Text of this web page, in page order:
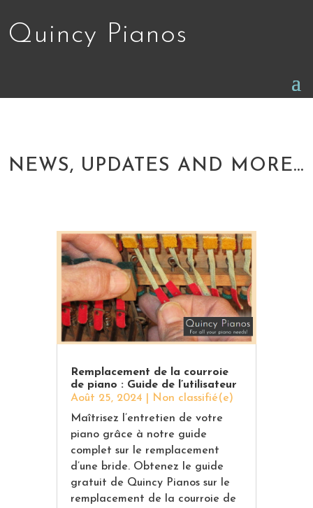
Quincy Pianos
NEWS, UPDATES AND MORE…
Remplacement de la courroie
de piano : Guide de l’utilisateur
Août 25, 2024
Non classifié(e)
Maîtrisez l’entretien de votre
piano grâce à notre guide
complet sur le remplacement
d’une bride. Obtenez le guide
gratuit de Quincy Pianos sur le
remplacement de la courroie de